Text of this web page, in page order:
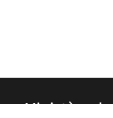
Ministère